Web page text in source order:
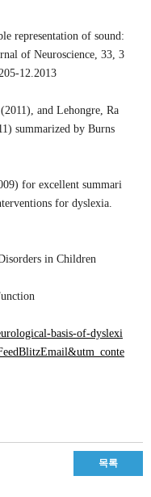
representation of sound:
of Neuroscience, 33, 3
12.2013
and Lehongre, Ra
summarized by Burns
for excellent summari
for dyslexia.
in Children
basis-of-dyslexi
목록